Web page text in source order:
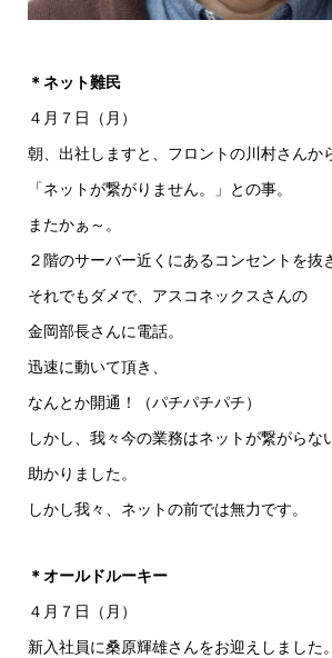
＊ネット難民
４月７日（月）
朝、出社しますと、フロントの川村さんか
「ネットが繋がりません。」との事。
またかぁ～。
２階のサーバー近くにあるコンセントを抜
それでもダメで、アスコネックスさんの
金岡部長さんに電話。
迅速に動いて頂き、
なんとか開通！（パチパチパチ）
しかし、我々今の業務はネットが繋がらな
助かりました。
しかし我々、ネットの前では無力です。
＊オールドルーキー
４月７日（月）
新入社員に桑原輝雄さんをお迎えしました。